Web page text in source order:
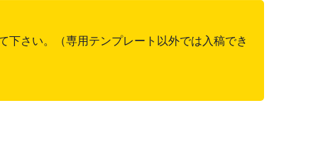
下さい。（専用テンプレート以外では入稿でき